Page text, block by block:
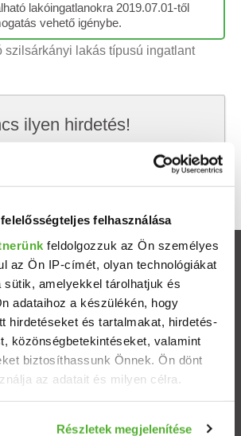
felhasználása
feldolgozzuk az Ön személyes
az Ön IP-címét, olyan technológiákat
sütik, amelyekkel tárolhatjuk és
adataihoz a készülékén, hogy
hirdetéseket és tartalmakat, hirdetés-
közönségbetekintéseket, valamint
biztosíthassunk Önnek. Ön dönt
az adatait és milyen célra.
Részletek megjelenítése
lakóingatlanokra 2019.07.01-től
vehető igénybe.
szilsárkányi lakás típusú ingatlant
ilyen hirdetés!
szempont szerint
akkor megtalálod, amit keresel.